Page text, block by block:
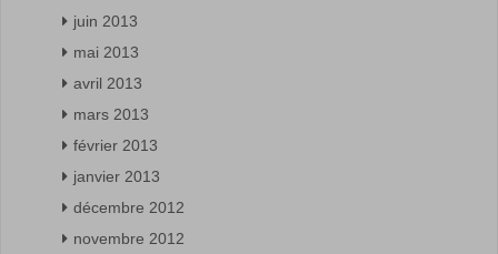
juin 2013
mai 2013
avril 2013
mars 2013
février 2013
janvier 2013
décembre 2012
novembre 2012